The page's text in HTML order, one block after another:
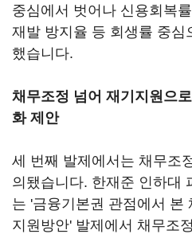
중심에서 벗어나 신용회복
재발 방지율 등 회생률 중심
했습니다.
채무조정 넘어 재기지원으
화 제안
세 번째 발제에서는 채무조
의됐습니다. 한재준 인하대
는 '금융기본권 관점에서 본
지원방안' 발제에서 채무조